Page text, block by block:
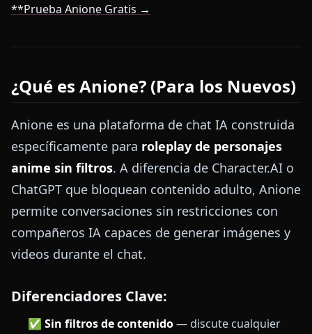
**Prueba Anione Gratis →
¿Qué es Anione? (Para los Nuevos)
Anione es una plataforma de chat IA construida
específicamente para roleplay de personajes
anime sin filtros. A diferencia de Character.AI o
ChatGPT que bloquean contenido adulto, Anione
permite conversaciones sin restricciones con
compañeros IA capaces de generar imágenes y
videos durante el chat.
Diferenciadores Clave:
✅ Sin filtros de contenido— discute cualquier